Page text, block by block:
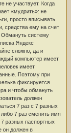
не участвует. Когда
«мудрить»: не
просто вписывать
средства ему на счет
Обмануть систему
Яндекс
сложно, да и
компьютер имеет
имеет
Поэтому при
фиксируется
и чтобы обмануть
должен
7 раз с 7 разных
7 раз сменить имя
разных паспортных
он должен в